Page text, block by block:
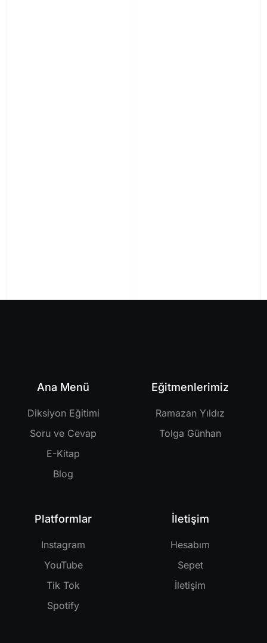
Ana Menü
Diksiyon Eğitimi
Soru ve Cevap
E-Kitap
Blog
Eğitmenlerimiz
Ramazan Yıldız
Tolga Günhan
Platformlar
Instagram
YouTube
Tik Tok
Spotify
İletişim
Hesabım
Sepet
İletişim